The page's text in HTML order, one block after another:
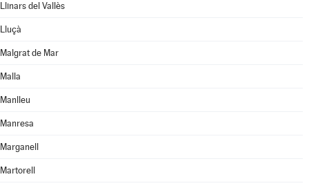
Llinars del Vallès
Lluçà
Malgrat de Mar
Malla
Manlleu
Manresa
Marganell
Martorell